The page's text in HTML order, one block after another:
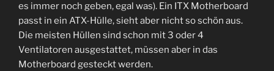
es immer noch geben, egal was). Ein ITX Motherboard
passt in ein ATX-Hülle, sieht aber nicht so schön aus.
Die meisten Hüllen sind schon mit 3 oder 4
Ventilatoren ausgestattet, müssen aber in das
Motherboard gesteckt werden.